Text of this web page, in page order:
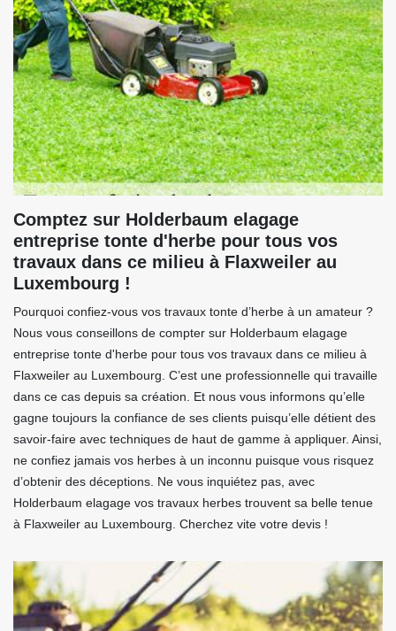
Comptez sur Holderbaum elagage
entreprise tonte d'herbe pour tous vos
travaux dans ce milieu à Flaxweiler au
Luxembourg !
Pourquoi confiez-vous vos travaux tonte d’herbe à un amateur ?
Nous vous conseillons de compter sur Holderbaum elagage
entreprise tonte d'herbe pour tous vos travaux dans ce milieu à
Flaxweiler au Luxembourg. C’est une professionnelle qui travaille
dans ce cas depuis sa création. Et nous vous informons qu’elle
gagne toujours la confiance de ses clients puisqu’elle détient des
savoir-faire avec techniques de haut de gamme à appliquer. Ainsi,
ne confiez jamais vos herbes à un inconnu puisque vous risquez
d’obtenir des déceptions. Ne vous inquiétez pas, avec
Holderbaum elagage vos travaux herbes trouvent sa belle tenue
à Flaxweiler au Luxembourg. Cherchez vite votre devis !